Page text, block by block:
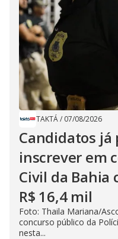
TAKTÁ/ 07/08/2026
Candidatos já
inscrever em
Civil da Bahia
R$ 16,4 mil
Foto: Thaila Mariana/
concurso público da
nesta...